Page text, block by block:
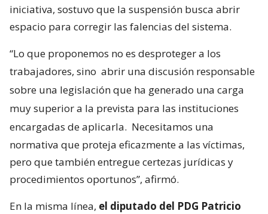
iniciativa, sostuvo que la suspensión busca abrir
espacio para corregir las falencias del sistema.
“Lo que proponemos no es desproteger a los
trabajadores, sino abrir una discusión responsable
sobre una legislación que ha generado una carga
muy superior a la prevista para las instituciones
encargadas de aplicarla. Necesitamos una
normativa que proteja eficazmente a las víctimas,
pero que también entregue certezas jurídicas y
procedimientos oportunos”, afirmó.
En la misma línea, el diputado del PDG Patricio